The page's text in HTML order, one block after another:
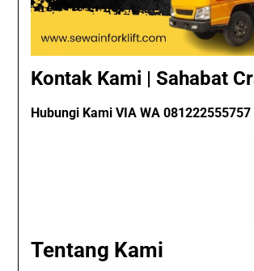
Kontak Kami | Sahabat
Hubungi Kami VIA WA 081222555757
Tentang Kami